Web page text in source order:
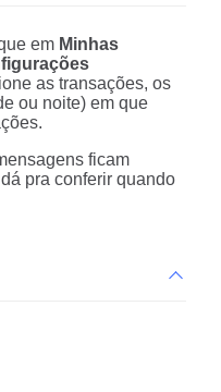
em Minhas
as transações, os
ou noite) em que
ficam
pra conferir quando